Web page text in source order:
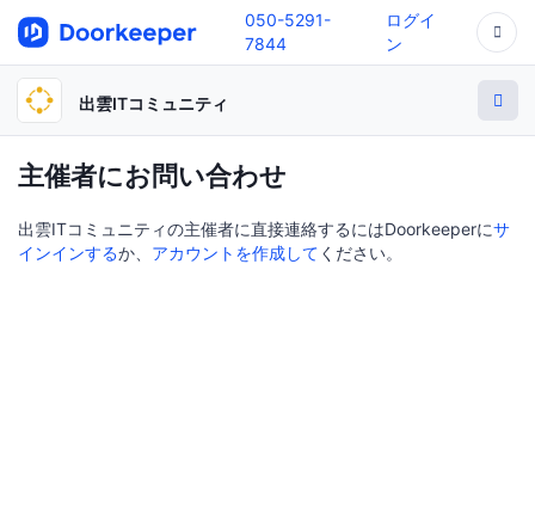
050-5291-
7844
ログイ
ン
出雲ITコミュニティ
主催者にお問い合わせ
出雲ITコミュニティの主催者に直接連絡するにはDoorkeeperにサ
インインするか、 アカウントを作成して ください。